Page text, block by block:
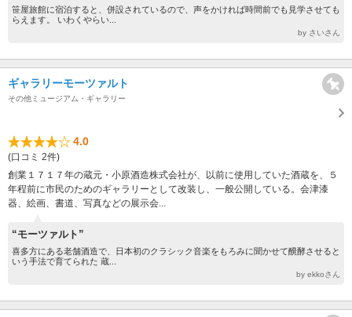
笹屋旅館に宿泊すると、併設されているので、声をかければ時間前でも見学させても
らえます。 いわくやらい...
by さいさん
ギャラリーモーツァルト
その他ミュージアム・ギャラリー
4.0
(口コミ 2件)
創業１７１７年の蔵元・小原酒造株式会社が、以前に使用していた酒蔵を、５
年程前に市民のためのギャラリーとして改装し、一般公開している。会津漆
器、絵画、書道、写真などの展示会...
“モーツァルト”
喜多方にある老舗酒造で、日本初のクラシック音楽をもろみに聞かせて醗酵させると
いう手法で育てられた 蔵...
by ekkoさん